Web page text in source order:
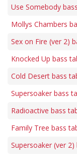
Use Somebody
Mollys Chambers
Sex on Fire (ver 2)
Knocked Up bass
Cold Desert bass
Supersoaker bass
Radioactive bass
Family Tree bass
Supersoaker (ver 2)